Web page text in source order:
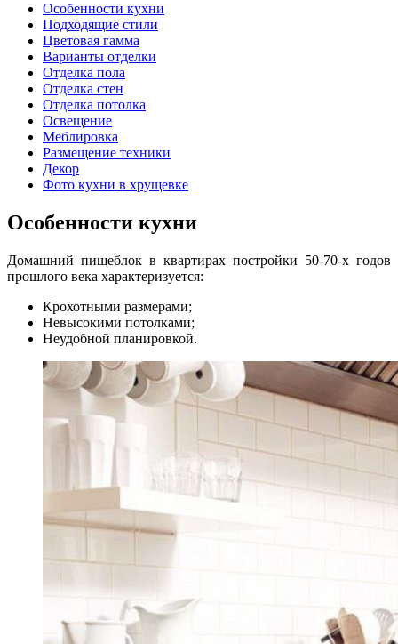
Особенности кухни
Подходящие стили
Цветовая гамма
Варианты отделки
Отделка пола
Отделка стен
Отделка потолка
Освещение
Меблировка
Размещение техники
Декор
Фото кухни в хрущевке
Особенности кухни
Домашний пищеблок в квартирах постройки 50-70-х годов
прошлого века характеризуется:
Крохотными размерами;
Невысокими потолками;
Неудобной планировкой.